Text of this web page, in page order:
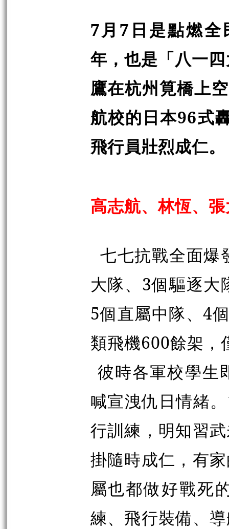
7月7日是點燃全
年，也是「八一
鷹在杭州筧橋上
航校的日本96式
飛行員壯烈成仁。
高志航、林恆、
七七抗戰全面爆
大隊、3個驅逐大
5個直屬中隊、4
類飛機600餘架，
彼時各軍校學生
喊宣洩仇日情緒
行訓練，明知習
掛隨時成仁，有
屬也都做好戰死
練、飛行裝備、